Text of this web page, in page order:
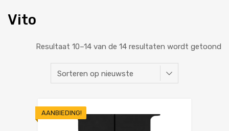
Vito
Resultaat 10–14 van de 14 resultaten wordt getoond
AANBIEDING!